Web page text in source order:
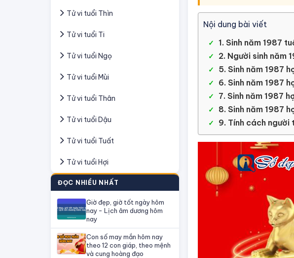
Tử vi tuổi Thìn
Tử vi tuổi Ti
Tử vi tuổi Ngọ
Tử vi tuổi Mùi
Tử vi tuổi Thân
Tử vi tuổi Dậu
Tử vi tuổi Tuất
Tử vi tuổi Hợi
ĐỌC NHIỀU NHẤT
Giờ đẹp, giờ tốt ngày hôm
nay - Lịch âm dương hôm
nay
Con số may mắn hôm nay
theo 12 con giáp, theo mệnh
và cung hoàng đạo
Nội dung bài viết
1. Sinh năm 1987
2. Người sinh năm
5. Sinh năm 1987
6. Sinh năm 1987
7. Sinh năm 1987
8. Sinh năm 1987
9. Tính cách người